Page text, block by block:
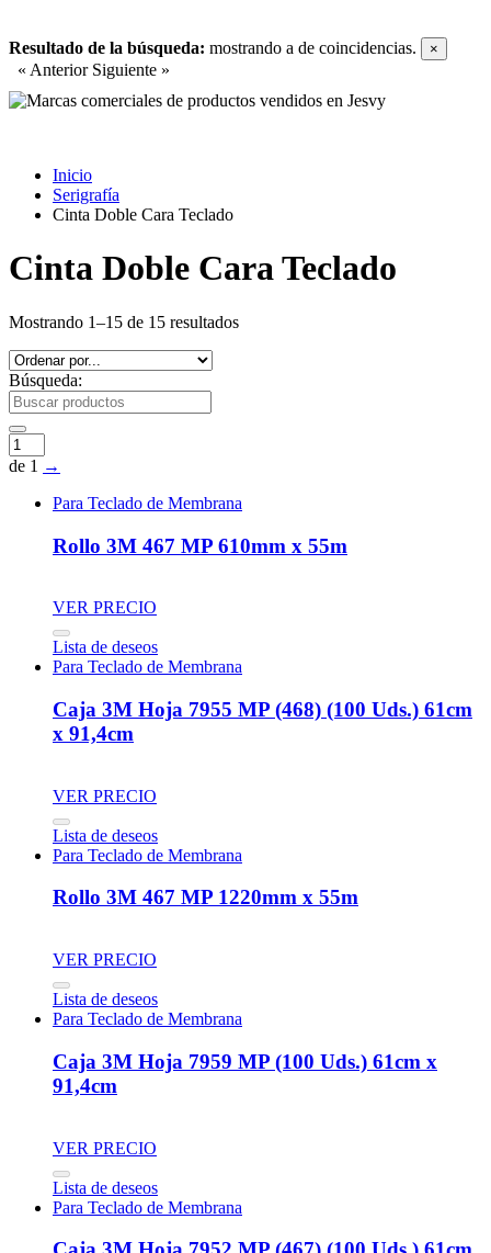
Resultado de la búsqueda: mostrando a de coincidencias. ×
« Anterior Siguiente »
Inicio
Serigrafía
Cinta Doble Cara Teclado
Cinta Doble Cara Teclado
Mostrando 1–15 de 15 resultados
Búsqueda:
de 1 →
Para Teclado de Membrana
Rollo 3M 467 MP 610mm x 55m
VER PRECIO
Lista de deseos
Para Teclado de Membrana
Caja 3M Hoja 7955 MP (468) (100 Uds.) 61cm
x 91,4cm
VER PRECIO
Lista de deseos
Para Teclado de Membrana
Rollo 3M 467 MP 1220mm x 55m
VER PRECIO
Lista de deseos
Para Teclado de Membrana
Caja 3M Hoja 7959 MP (100 Uds.) 61cm x
91,4cm
VER PRECIO
Lista de deseos
Para Teclado de Membrana